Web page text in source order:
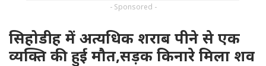
- Sponsored -
सिहोडीह में अत्यधिक शराब पीने से एक
व्यक्ति की हुई मौत,सड़क किनारे मिला शव